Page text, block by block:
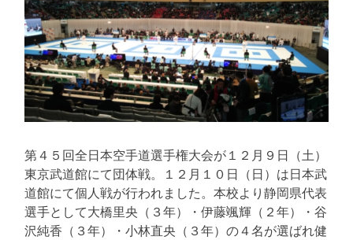
第４５回全日本空手道選手権大会が１２月９日（土）
東京武道館にて団体戦。１２月１０日（日）は日本武
道館にて個人戦が行われました。本校より静岡県代表
選手として大橋里央（３年）・伊藤颯輝（２年）・谷
沢純香（３年）・小林直央（３年）の４名が選ばれ健